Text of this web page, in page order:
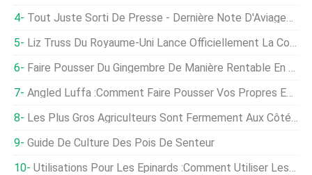
Tout Juste Sorti De Presse - Dernière Note D'Aviagen Sur L'importance De La Nutrition Sur La Qualité De La Coquille Des Œufs Chez Les Reproducteurs De Poulets De Chair
Liz Truss Du Royaume-Uni Lance Officiellement La Commission Du Commerce Et De L'agriculture
Faire Pousser Du Gingembre De Manière Rentable En Inde - La Méthode D'agriculture Verticale Hydroponique
Angled Luffa :Comment Faire Pousser Vos Propres Éponges À La Maison
Les Plus Gros Agriculteurs Sont Fermement Aux Côtés De Trump, Sondage Montre
Guide De Culture Des Pois De Senteur
Utilisations Pour Les Épinards :comment Utiliser Les Plants D'épinards De Votre Jardin